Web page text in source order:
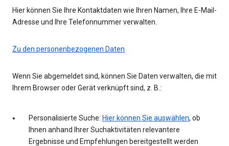
Hier können Sie Ihre Kontaktdaten wie Ihren Namen, Ihre E-Mail-
Adresse und Ihre Telefonnummer verwalten.
Zu den personenbezogenen Daten
Wenn Sie abgemeldet sind, können Sie Daten verwalten, die mit
Ihrem Browser oder Gerät verknüpft sind, z. B.:
Personalisierte Suche: Hier können Sie auswählen, ob
Ihnen anhand Ihrer Suchaktivitäten relevantere
Ergebnisse und Empfehlungen bereitgestellt werden